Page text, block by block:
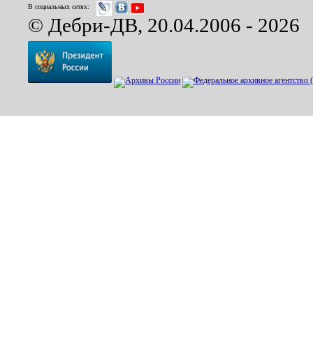
В социальных сетях:
© Дебри-ДВ, 20.04.2006 - 2026